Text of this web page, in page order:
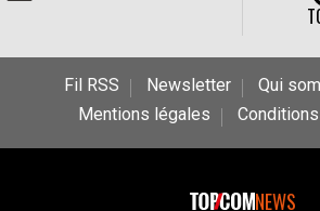
Fil RSS Newsletter
Qui
Mentions légales
NEWS